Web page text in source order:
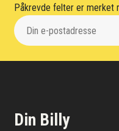
Påkrevde felter er merket
Din Billy